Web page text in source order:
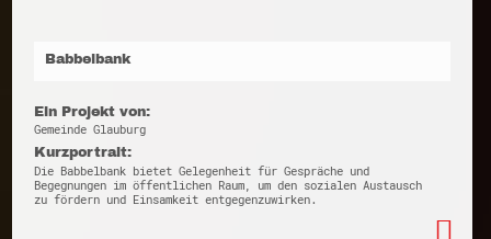
Babbelbank
Ein Projekt von:
Gemeinde Glauburg
Kurzportrait:
Die Babbelbank bietet Gelegenheit für Gespräche und
Begegnungen im öffentlichen Raum, um den sozialen Austausch
zu fördern und Einsamkeit entgegenzuwirken.